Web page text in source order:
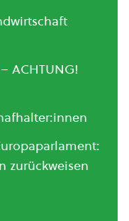
ACHTUNG!
zurückweisen